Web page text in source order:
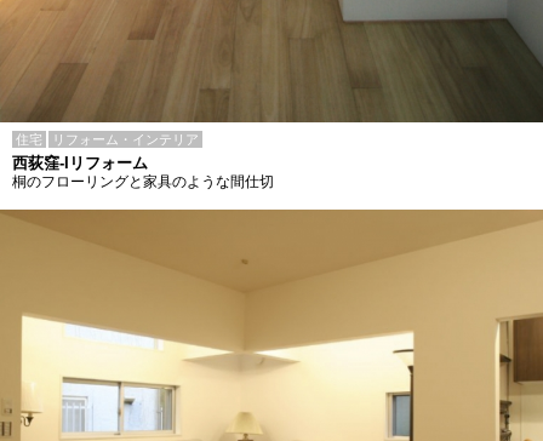
住宅 リフォーム・インテリア
西荻窪-Iリフォーム
桐のフローリングと家具のような間仕切